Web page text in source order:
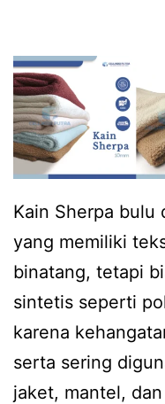
Kain Sherpa bulu
yang memiliki
binatang, tetapi
sintetis seperti
karena
serta sering
jaket, mantel,